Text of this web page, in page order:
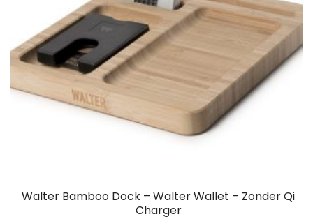
Walter Bamboo Dock – Walter Wallet – Zonder Qi
Charger